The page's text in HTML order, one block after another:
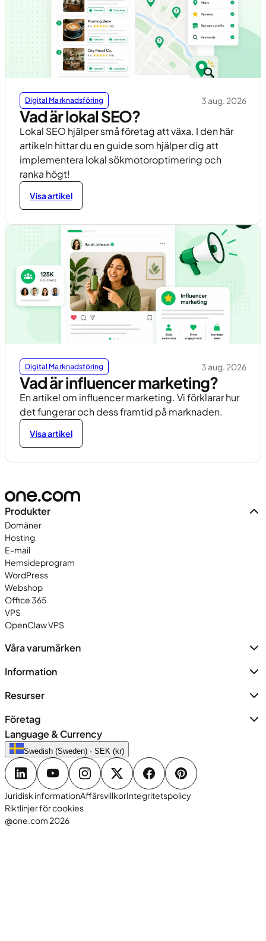
Digital Marknadsföring 3 aug. 2026
Vad är lokal SEO?
Lokal SEO hjälper små företag att växa. I den här
artikeln hittar du en guide som hjälper dig att
implementera lokal sökmotoroptimering och
ranka högt!
Visa artikel
Digital Marknadsföring 3 aug. 2026
Vad är influencer marketing?
En artikel om influencer marketing. Vi förklarar hur
det fungerar och dess framtid på marknaden.
Visa artikel
Produkter
Domäner
Hosting
E-mail
Hemsideprogram
WordPress
Webshop
Office 365
VPS
OpenClaw VPS
Våra varumärken
Information
Resurser
Företag
Language & Currency
Swedish (Sweden) · SEK (kr)
Juridisk informationAffärsvillkorIntegritetspolicy
Riktlinjer för cookies
@one.com 2026